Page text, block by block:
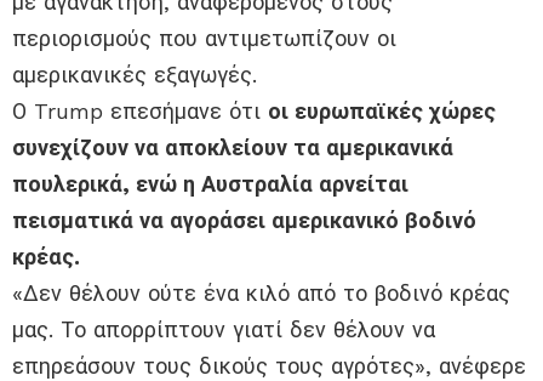
περιορισμούς που αντιμετωπίζουν οι
αμερικανικές εξαγωγές.
Ο Trump επεσήμανε ότι οι ευρωπαϊκές χώρες
συνεχίζουν να αποκλείουν τα αμερικανικά
πουλερικά, ενώ η Αυστραλία αρνείται
πεισματικά να αγοράσει αμερικανικό βοδινό
κρέας.
«Δεν θέλουν ούτε ένα κιλό από το βοδινό κρέας
μας. Το απορρίπτουν γιατί δεν θέλουν να
επηρεάσουν τους δικούς τους αγρότες», ανέφερε